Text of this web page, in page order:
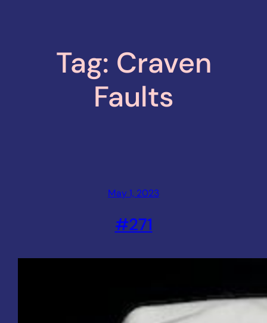
Tag: Craven
Faults
May 1, 2023
#271